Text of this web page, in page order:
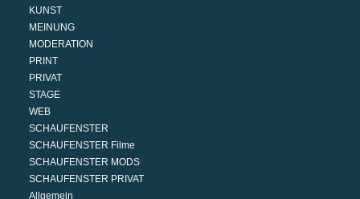
KUNST
MEINUNG
MODERATION
PRINT
PRIVAT
STAGE
WEB
SCHAUFENSTER
SCHAUFENSTER Filme
SCHAUFENSTER MODS
SCHAUFENSTER PRIVAT
Allgemein